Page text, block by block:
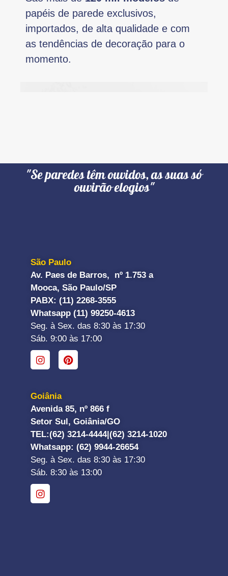
papéis de parede exclusivos,
importados, de alta qualidade e com
as tendências de decoração para o
momento.
"Se paredes têm ouvidos, as suas só
ouvirão elogios"
São Paulo
Av. Paes de Barros, nº 1.753 a
Mooca, São Paulo/SP
PABX: (11) 2268-3555
Whatsapp (11) 99250-4613
Seg. à Sex. das 8:30 às 17:30
Sáb. 9:00 às 17:00
Goiânia
Avenida 85, nº 866 f
Setor Sul, Goiânia/GO
TEL:(62) 3214-4444|(62) 3214-1020
Whatsapp: (62) 9944-26654
Seg. à Sex. das 8:30 às 17:30
Sáb. 8:30 às 13:00